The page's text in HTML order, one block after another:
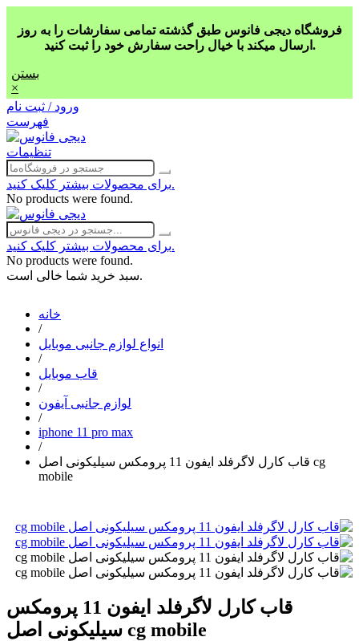
فروشگاه دیجی فانوس طبق گذشته تمامی سفارشات را به روز
ارسال میکند با خیال راحت سفارش خود را ثبت کنید.
بستن
×
ورود / ثبت نام
فهرست
تنظیمات
برای محصولات بیشتر کلیک کنید.
No products were found.
برای محصولات بیشتر کلیک کنید.
No products were found.
سبد خرید شما خالی است.
خانه
/
انواع لوازم جانبی موبایل
/
قاب موبایل
/
لوازم جانبی آیفون
/
iphone 11 pro max
/
قاب کارل لاگرفلد ایفون 11 پرومکس سیلیکونی اصل cg
mobile
قاب کارل لاگرفلد ایفون 11 پرومکس
سیلیکونی اصل cg mobile